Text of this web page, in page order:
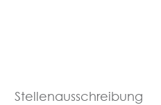
Stellenausschreibung